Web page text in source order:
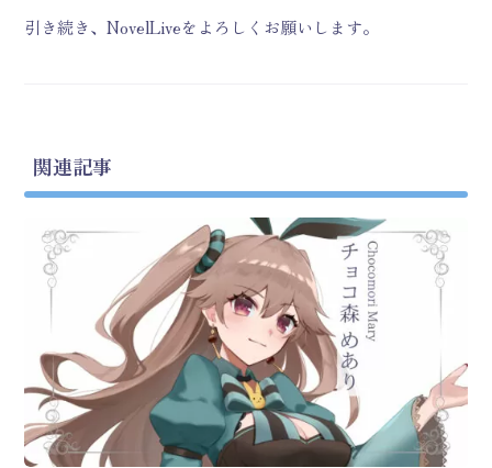
引き続き、NovelLiveをよろしくお願いします。
関連記事